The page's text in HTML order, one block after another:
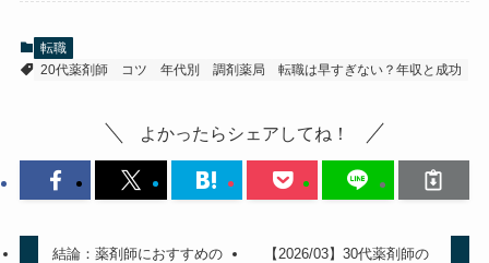
転職
20代薬剤師
コツ 年代別 調剤薬局 転職は早すぎない？年収と成功
よかったらシェアしてね！
結論：薬剤師におすすめの
【2026/03】30代薬剤師の